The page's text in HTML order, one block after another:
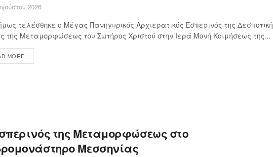
2026
τελέσθηκε ο Μέγας Πανηγυρικός Αρχιερατικός Εσπερινός της
της Μεταμορφώσεως του Σωτήρος Χριστού στην Ιερά Μονή Κοιμήσεως της...
MORE
της Μεταμορφώσεως στο
Μεσσηνίας